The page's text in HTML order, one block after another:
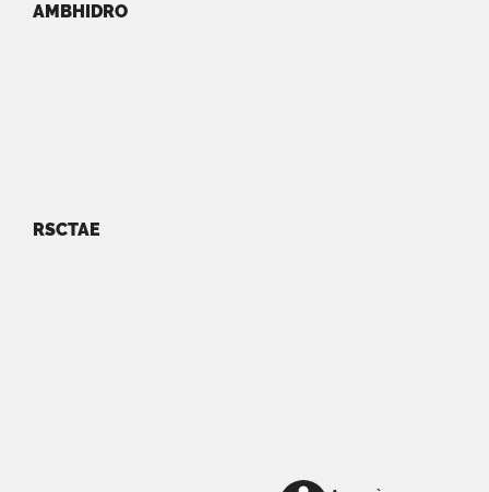
AMBHIDRO
RSCTAE